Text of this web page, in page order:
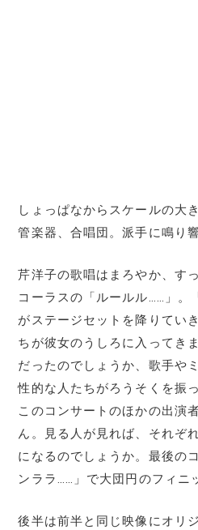
しょっぱなからスケールの大
管楽器、合唱団。派手に鳴り
芹洋子の歌唱はまろやか、す
コーラスの「ルールル……」。
がステージセットを降りてい
ちが彼女のうしろに入ってき
だったのでしょうか、歌手や
性的な人たちがろうそくを振
このコンサートのほかの出演
ん。見る人が見れば、それぞ
になるのでしょうか。最後の
ンララ……」で大団円のフィニ
後半は前半と同じ映像にオリ